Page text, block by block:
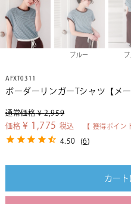
ブルー ブ
AFXT0311
ボーダーリンガーTシャツ【メ
通常価格 ¥ 2,959
価格 ¥ 1,775 税込 【 獲得ポイン
4.50 (6)
カート